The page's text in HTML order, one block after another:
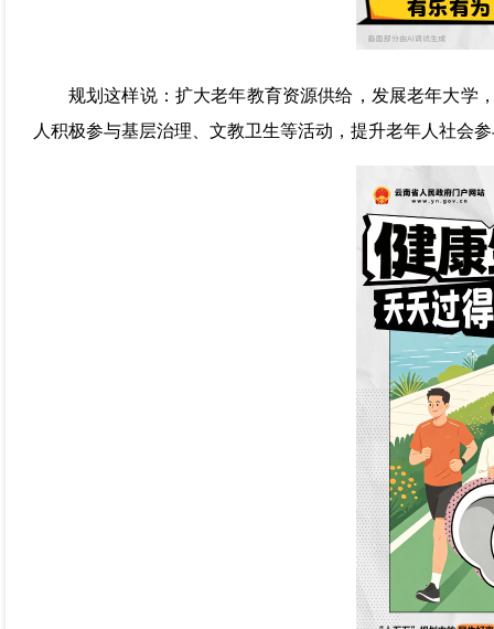
规划这样说：扩大老年教育资源供给，发展老年大学
人积极参与基层治理、文教卫生等活动，提升老年人社会